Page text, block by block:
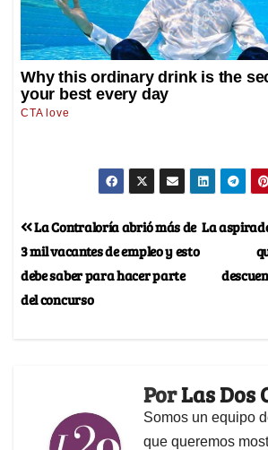
La
La Contraloría abrió más de
3 mil vacantes de empleo y esto
debe saber para hacer parte
del concurso
PorLas Dos
Somos un equipo
que queremos